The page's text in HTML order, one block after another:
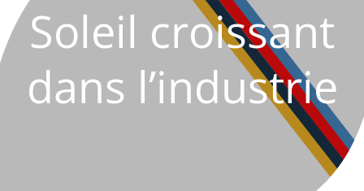
Soleil croissant
dans l’industrie